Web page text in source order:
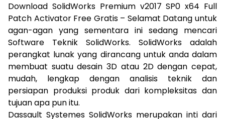
Download SolidWorks Premium v2017 SP0 x64 Full
Patch Activator Free Gratis – Selamat Datang untuk
agan-agan yang sementara ini sedang mencari
Software Teknik SolidWorks. SolidWorks adalah
perangkat lunak yang dirancang untuk anda dalam
membuat suatu desain 3D atau 2D dengan cepat,
mudah, lengkap dengan analisis teknik dan
persiapan produksi produk dari kompleksitas dan
tujuan apa pun itu.
Dassault Systemes SolidWorks merupakan inti dari